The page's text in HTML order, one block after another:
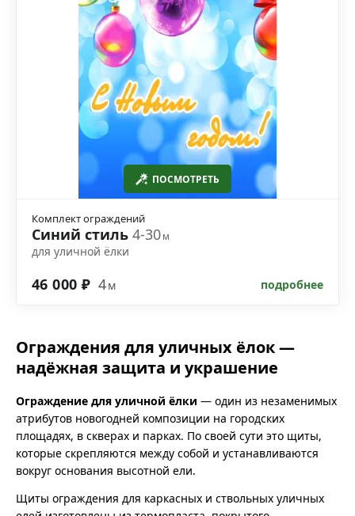
ПОСМОТРЕТЬ
Комплект ограждений
Синий стиль 4-30м
для уличной ёлки
46 000 ₽ 4м подробнее
Ограждения для уличных ёлок —
надёжная защита и украшение
Ограждение для уличной ёлки — один из незаменимых
атрибутов новогодней композиции на городских
площадях, в скверах и парках. По своей сути это щиты,
которые скрепляются между собой и устанавливаются
вокруг основания высотной ели.
Щиты ограждения для каркасных и ствольных уличных